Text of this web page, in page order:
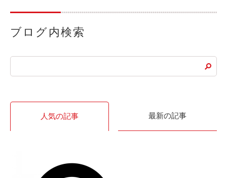
ブログ内検索
人気の記事 最新の記事